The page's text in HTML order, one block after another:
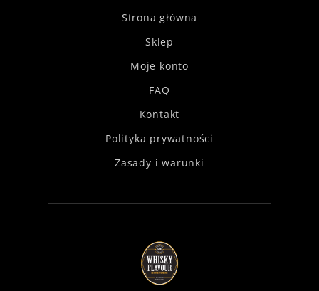
Strona główna
Sklep
Moje konto
FAQ
Kontakt
Polityka prywatności
Zasady i warunki